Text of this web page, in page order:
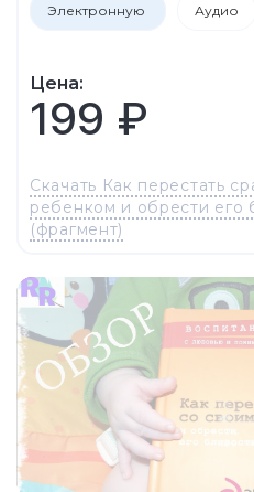
Электронную Аудио
Цена:
199 ₽
Скачать Как перестать
ребенком и обрести его
(фрагмент)